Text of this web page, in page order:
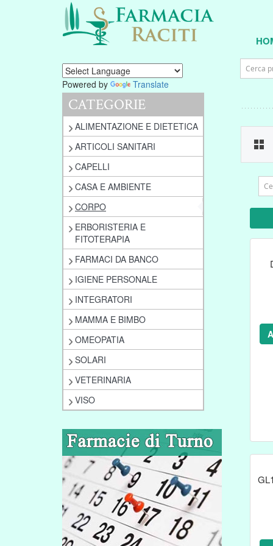
Powered by Translate
CATEGORIE
ALIMENTAZIONE E DIETETICA
ARTICOLI SANITARI
CAPELLI
CASA E AMBIENTE
CORPO
ERBORISTERIA E
FITOTERAPIA
FARMACI DA BANCO
IGIENE PERSONALE
INTEGRATORI
MAMMA E BIMBO
OMEOPATIA
SOLARI
VETERINARIA
VISO